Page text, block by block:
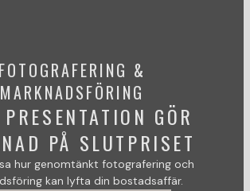
FOTOGRAFERING &
MARKNADSFÖRING
GÖR
PÅ SLUTPRISET
hur genomtänkt fotografering och
kan lyfta din bostadsaffär.